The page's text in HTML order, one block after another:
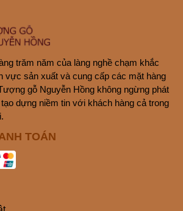
trăm năm của làng nghề chạm khắc
vực sản xuất và cung cấp các mặt hàng
gỗ Nguyễn Hồng không ngừng phát
dựng niềm tin với khách hàng cả trong
TOÁN